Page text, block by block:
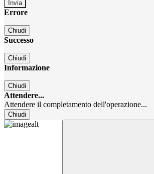
Errore
Chiudi
Successo
Chiudi
Informazione
Chiudi
Attendere...
Attendere il completamento dell'operazione...
Chiudi